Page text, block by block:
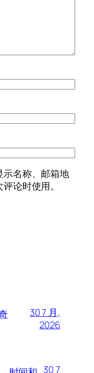
名称、邮箱地
论时使用。
30 7 月,
2026
30 7